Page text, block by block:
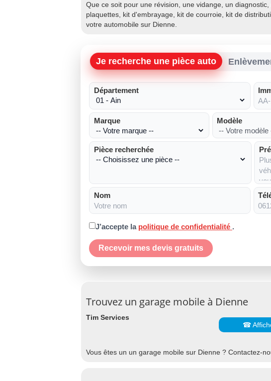
Que ce soit pour une révision, une vidange, un
plaquettes, kit d'embrayage, kit de courroie, kit de
votre automobile sur Dienne.
Je recherche une pièce auto
Département
Marque Modèle
Pièce recherchée
Nom
J’accepte la politique de confidentialité .
Recevoir mes devis gratuits
Trouvez un garage mobile à Dienne
Tim Services
☎
Vous êtes un un garage mobile sur Dienne ? Contactez-